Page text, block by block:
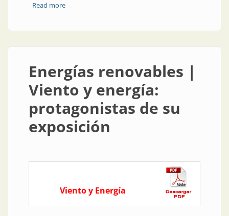
Read moreabout Conectividad de energías renovables
Energías renovables |
Viento y energía:
protagonistas de su
exposición
Viento y Energía